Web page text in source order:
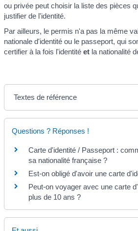
ou privée peut choisir la liste des pièces
justifier de l'identité.
Par ailleurs, le permis n'a pas la même
nationale d'identité ou le passeport, qui
certifier à la fois l'identitéet la nationalité
Textes de référence
Questions ? Réponses !
Carte d'identité / Passeport :
sa nationalité française ?
Est-on obligé d'avoir une carte
Peut-on voyager avec une carte
plus de 10 ans ?